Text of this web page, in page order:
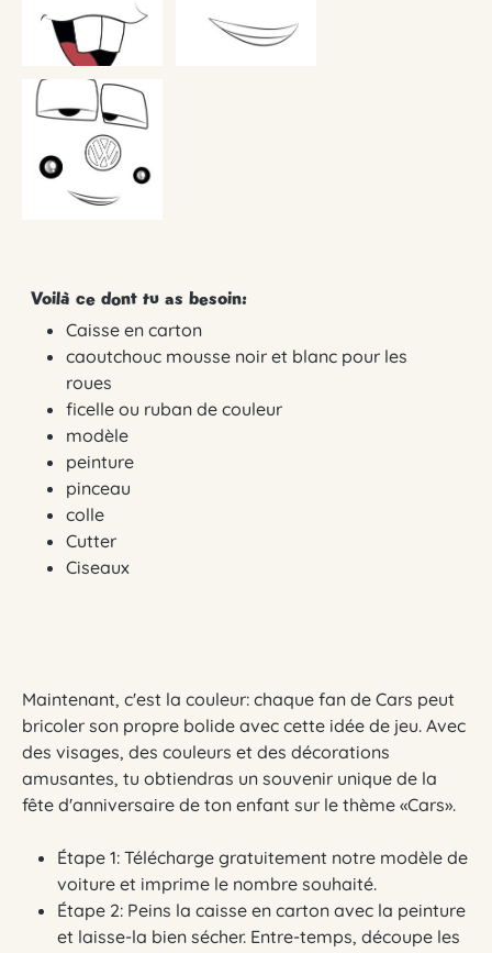
Voilà ce dont tu as besoin:
Caisse en carton
caoutchouc mousse noir et blanc pour les
roues
ficelle ou ruban de couleur
modèle
peinture
pinceau
colle
Cutter
Ciseaux
Maintenant, c'est la couleur: chaque fan de Cars peut
bricoler son propre bolide avec cette idée de jeu. Avec
des visages, des couleurs et des décorations
amusantes, tu obtiendras un souvenir unique de la
fête d'anniversaire de ton enfant sur le thème «Cars».
Étape 1: Télécharge gratuitement notre modèle de
voiture et imprime le nombre souhaité.
Étape 2: Peins la caisse en carton avec la peinture
et laisse-la bien sécher. Entre-temps, découpe les